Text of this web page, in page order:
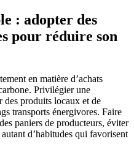
: adopter des
pour réduire son
en matière d’achats
Privilégier une
des produits locaux et de
transports énergivores. Faire
paniers de producteurs, éviter
d’habitudes qui favorisent